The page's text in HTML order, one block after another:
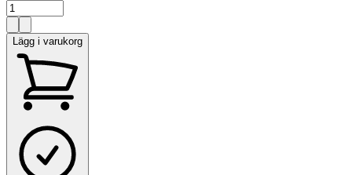
Lägg i varukorg